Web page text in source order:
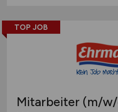
TOP JOB
Mitarbeiter (m/